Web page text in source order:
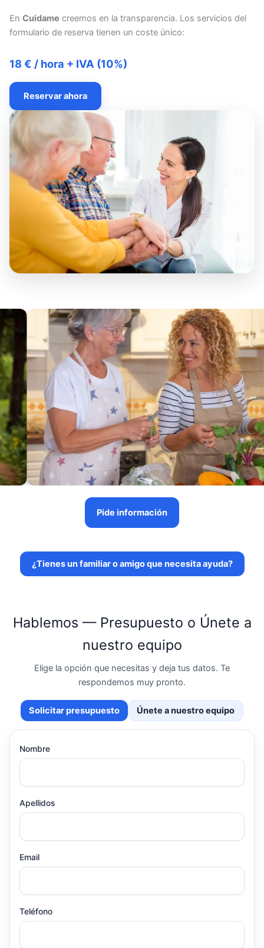
En Cuidame creemos en la transparencia. Los servicios del
formulario de reserva tienen un coste único:
18 € / hora + IVA (10%)
Reservar ahora
Pide información
¿Tienes un familiar o amigo que necesita ayuda?
Hablemos — Presupuesto o Únete a
nuestro equipo
Elige la opción que necesitas y deja tus datos. Te
respondemos muy pronto.
Solicitar presupuesto Únete a nuestro equipo
Nombre
Apellidos
Email
Teléfono